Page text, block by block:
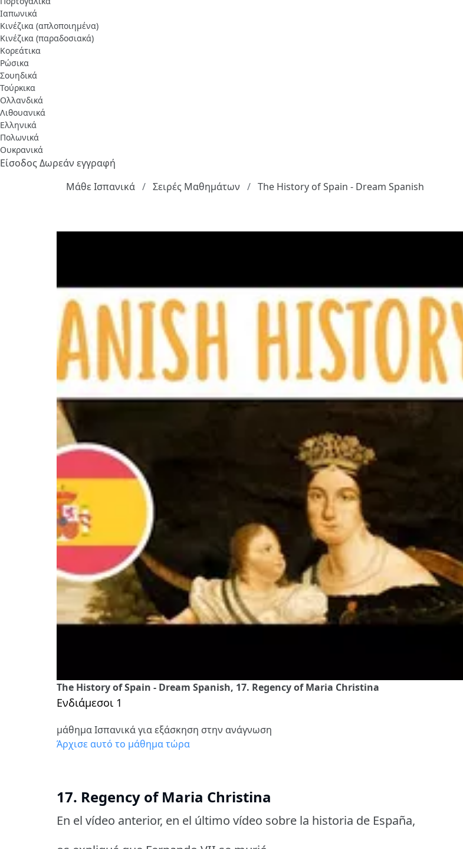
Ιαπωνικά
Κινέζικα (απλοποιημένα)
Κινέζικα (παραδοσιακά)
Κορεάτικα
Ρώσικα
Σουηδικά
Τούρκικα
Ολλανδικά
Λιθουανικά
Ελληνικά
Πολωνικά
Ουκρανικά
ΕίσοδοςΔωρεάν εγγραφή
Μάθε Ισπανικά
Σειρές Μαθημάτων The History of Spain - Dream Spanish
The History of Spain - Dream Spanish, 17. Regency of Maria Christina
Ενδιάμεσοι 1
μάθημα Ισπανικά για εξάσκηση στην ανάγνωση
Άρχισε αυτό το μάθημα τώρα
17. Regency of Maria Christina
En el vídeo anterior, en el último vídeo sobre la historia de España,